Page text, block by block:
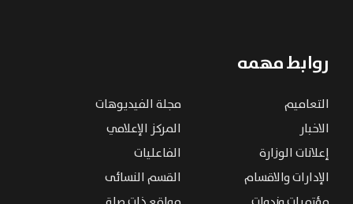
روابط مهمه
التعاميم
مجلة الفيديوهات
الاخبار
المركز الإعلامي
إعلانات الوزارة
الفاعليات
الإدارات والاقسام
القسم النسائى